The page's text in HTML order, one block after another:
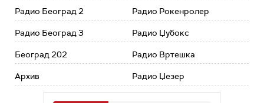
Радио Београд 2
Радио Београд 3
Београд 202
Архив
Радио Рокенролер
Радио Џубокс
Радио Вртешка
Радио Џезер